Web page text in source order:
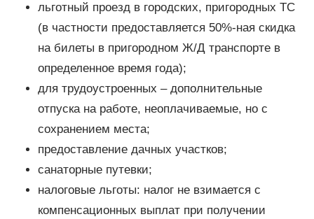
льготный проезд в городских, пригородных ТС
(в частности предоставляется 50%-ная скидка
на билеты в пригородном Ж/Д транспорте в
определенное время года);
для трудоустроенных – дополнительные
отпуска на работе, неоплачиваемые, но с
сохранением места;
предоставление дачных участков;
санаторные путевки;
налоговые льготы: налог не взимается с
компенсационных выплат при получении